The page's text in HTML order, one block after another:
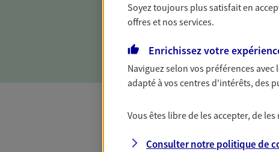
retraite. Nous vous aidons à
maintenir votre qualité de vie
Toutes nos
Soyez toujours plus satisfait en
offres et nos services.
Enrichissez votre
Naviguez selon vos préférences avec
adapté à vos centres d'intérêts, des
Vous êtes libre de les accepter, de
Consulter notre politique de